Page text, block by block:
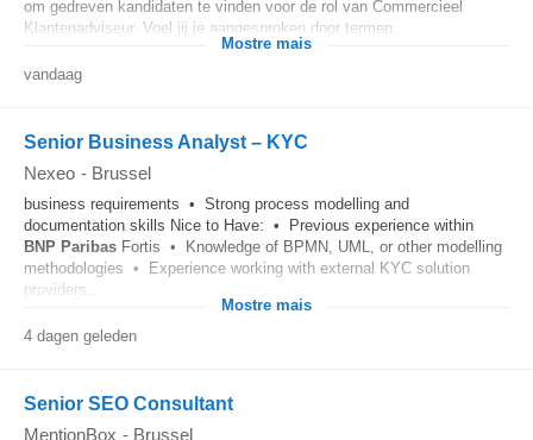
om gedreven kandidaten te vinden voor de rol van Commercieel
Klantenadviseur. Voel jij je aangesproken door termen...
Mostre mais
vandaag
Senior Business Analyst – KYC
Nexeo - Brussel
business requirements • Strong process modelling and
documentation skills Nice to Have: • Previous experience within
BNP Paribas Fortis • Knowledge of BPMN, UML, or other modelling
methodologies • Experience working with external KYC solution
providers...
Mostre mais
4 dagen geleden
Senior SEO Consultant
MentionBox - Brussel